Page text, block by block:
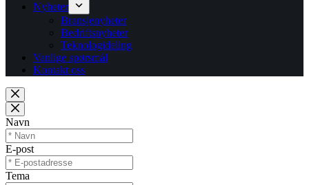
Nyheter
Bransjenyheter
Bedriftsnyheter
Teknologideling
Vanlige spørsmål
Kontakt oss
Navn
E-post
Tema